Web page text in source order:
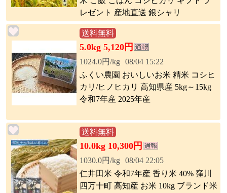
レゼント 産地直送 銀シャリ
送料無料
5.0kg 5,120円
1024.0円/kg 08/04 15:22
ふくい農園 おいしいお米 精米 コシヒ
カリ/ヒノヒカリ 高知県産 5kg～15kg
令和7年産 2025年産
送料無料
10.0kg 10,300円
1030.0円/kg 08/04 22:05
仁井田米 令和7年産 香り米 40% 窪川
四万十町 高知産 お米 10kg ブランド米